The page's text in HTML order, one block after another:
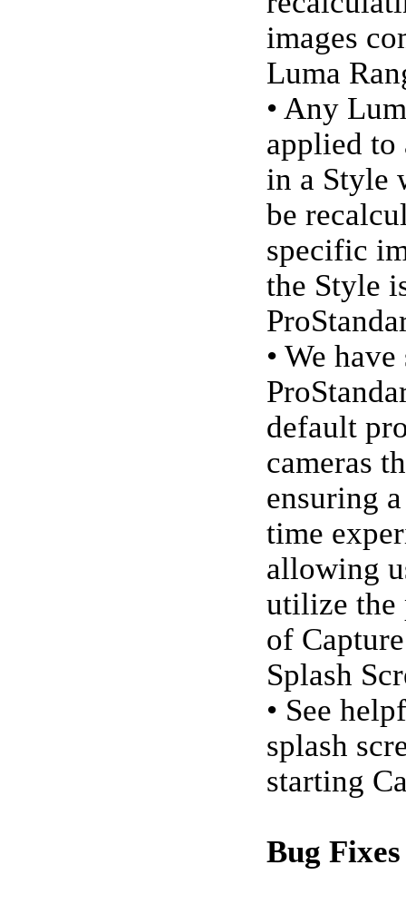
images
Luma
• Any
applied to
in a Style
be
specific
the Style
• We have
default
cameras
ensuring
time
allowing
utilize the
of
Splash
• See
splash
starting
Bug Fixes